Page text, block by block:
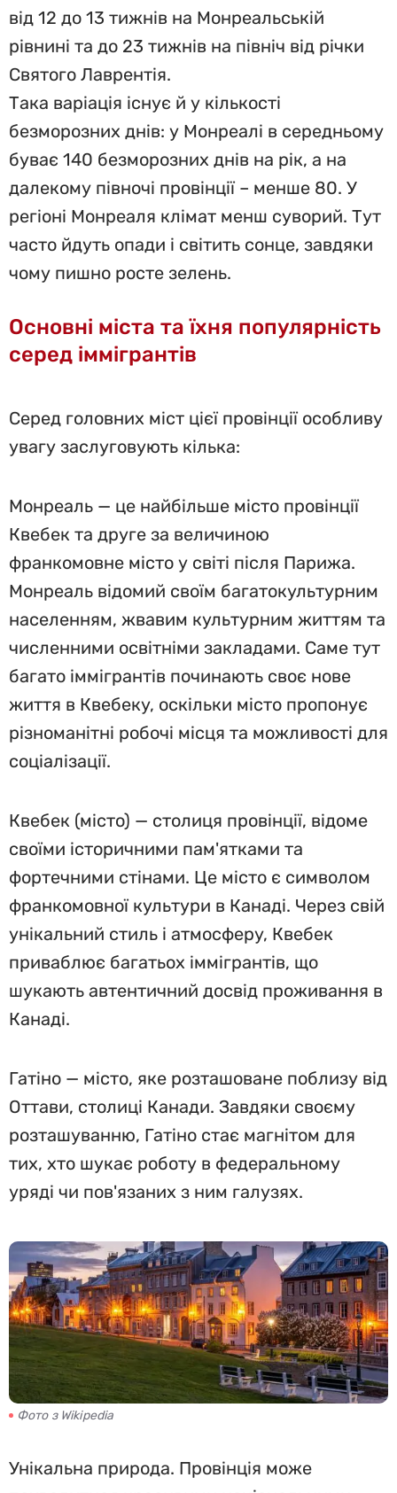
від 12 до 13 тижнів на Монреальській
рівнині та до 23 тижнів на північ від річки
Святого Лаврентія.
Така варіація існує й у кількості
безморозних днів: у Монреалі в середньому
буває 140 безморозних днів на рік, а на
далекому півночі провінції – менше 80. У
регіоні Монреаля клімат менш суворий. Тут
часто йдуть опади і світить сонце, завдяки
чому пишно росте зелень.
Основні міста та їхня популярність
серед іммігрантів
Серед головних міст цієї провінції особливу
увагу заслуговують кілька:
Монреаль — це найбільше місто провінції
Квебек та друге за величиною
франкомовне місто у світі після Парижа.
Монреаль відомий своїм багатокультурним
населенням, жвавим культурним життям та
численними освітніми закладами. Саме тут
багато іммігрантів починають своє нове
життя в Квебеку, оскільки місто пропонує
різноманітні робочі місця та можливості для
соціалізації.
Квебек (місто) — столиця провінції, відоме
своїми історичними пам'ятками та
фортечними стінами. Це місто є символом
франкомовної культури в Канаді. Через свій
унікальний стиль і атмосферу, Квебек
приваблює багатьох іммігрантів, що
шукають автентичний досвід проживання в
Канаді.
Гатіно — місто, яке розташоване поблизу від
Оттави, столиці Канади. Завдяки своєму
розташуванню, Гатіно стає магнітом для
тих, хто шукає роботу в федеральному
уряді чи пов'язаних з ним галузях.
Фото з Wikipedia
Унікальна природа. Провінція може